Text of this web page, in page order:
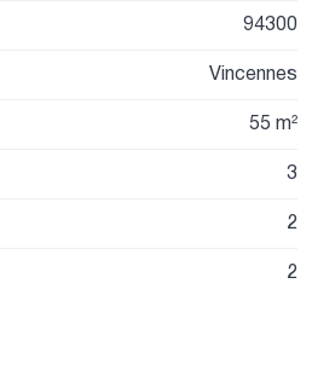
94300
Vincennes
55 m²
3
2
2